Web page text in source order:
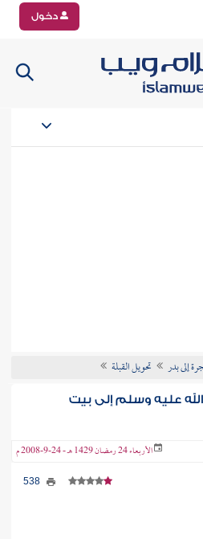
دخول
إلى بدر تحويل القبلة
عليه وسلم إلى بيت
الأربعاء 24 رمضان 1429 هـ - 24-9-2008 م